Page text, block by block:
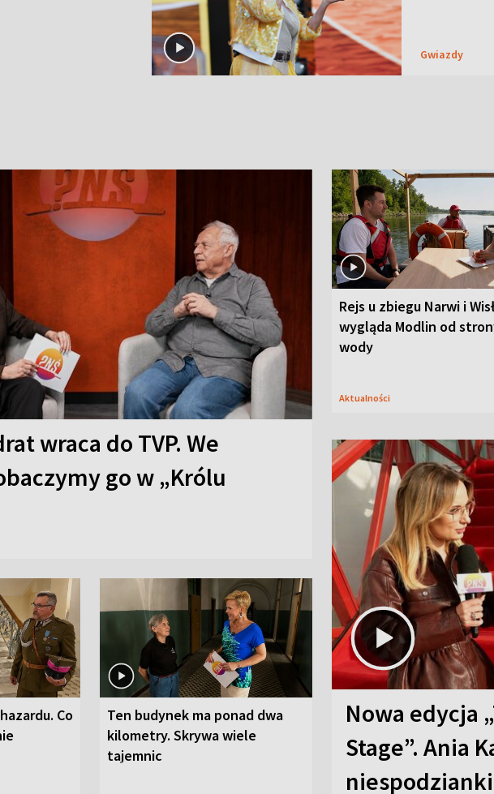
Gwiazdy
wraca do TVP. We
go w „Królu
Rejs u zbiegu Narwi i
wygląda Modlin od
wody
Aktualności
Co
Ten budynek ma ponad dwa
kilometry. Skrywa wiele
tajemnic
Nowa edycja
Stage”. Ania
niespodzianki